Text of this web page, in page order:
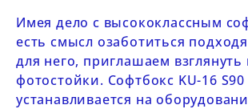
Имея дело с высококлассным
есть смысл озаботиться
для него, приглашаем
фотостойки. Софтбокс KU-16 S90
устанавливается на